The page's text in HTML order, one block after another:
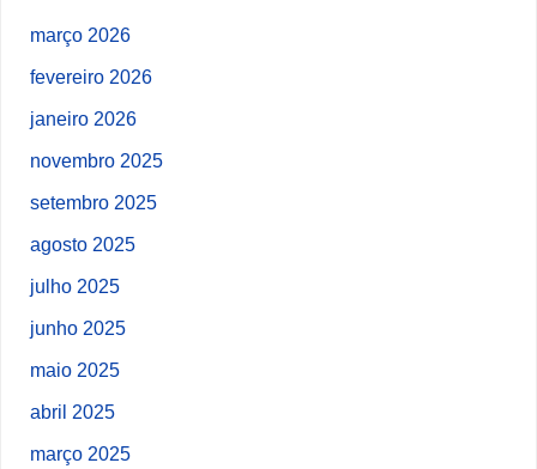
março 2026
fevereiro 2026
janeiro 2026
novembro 2025
setembro 2025
agosto 2025
julho 2025
junho 2025
maio 2025
abril 2025
março 2025